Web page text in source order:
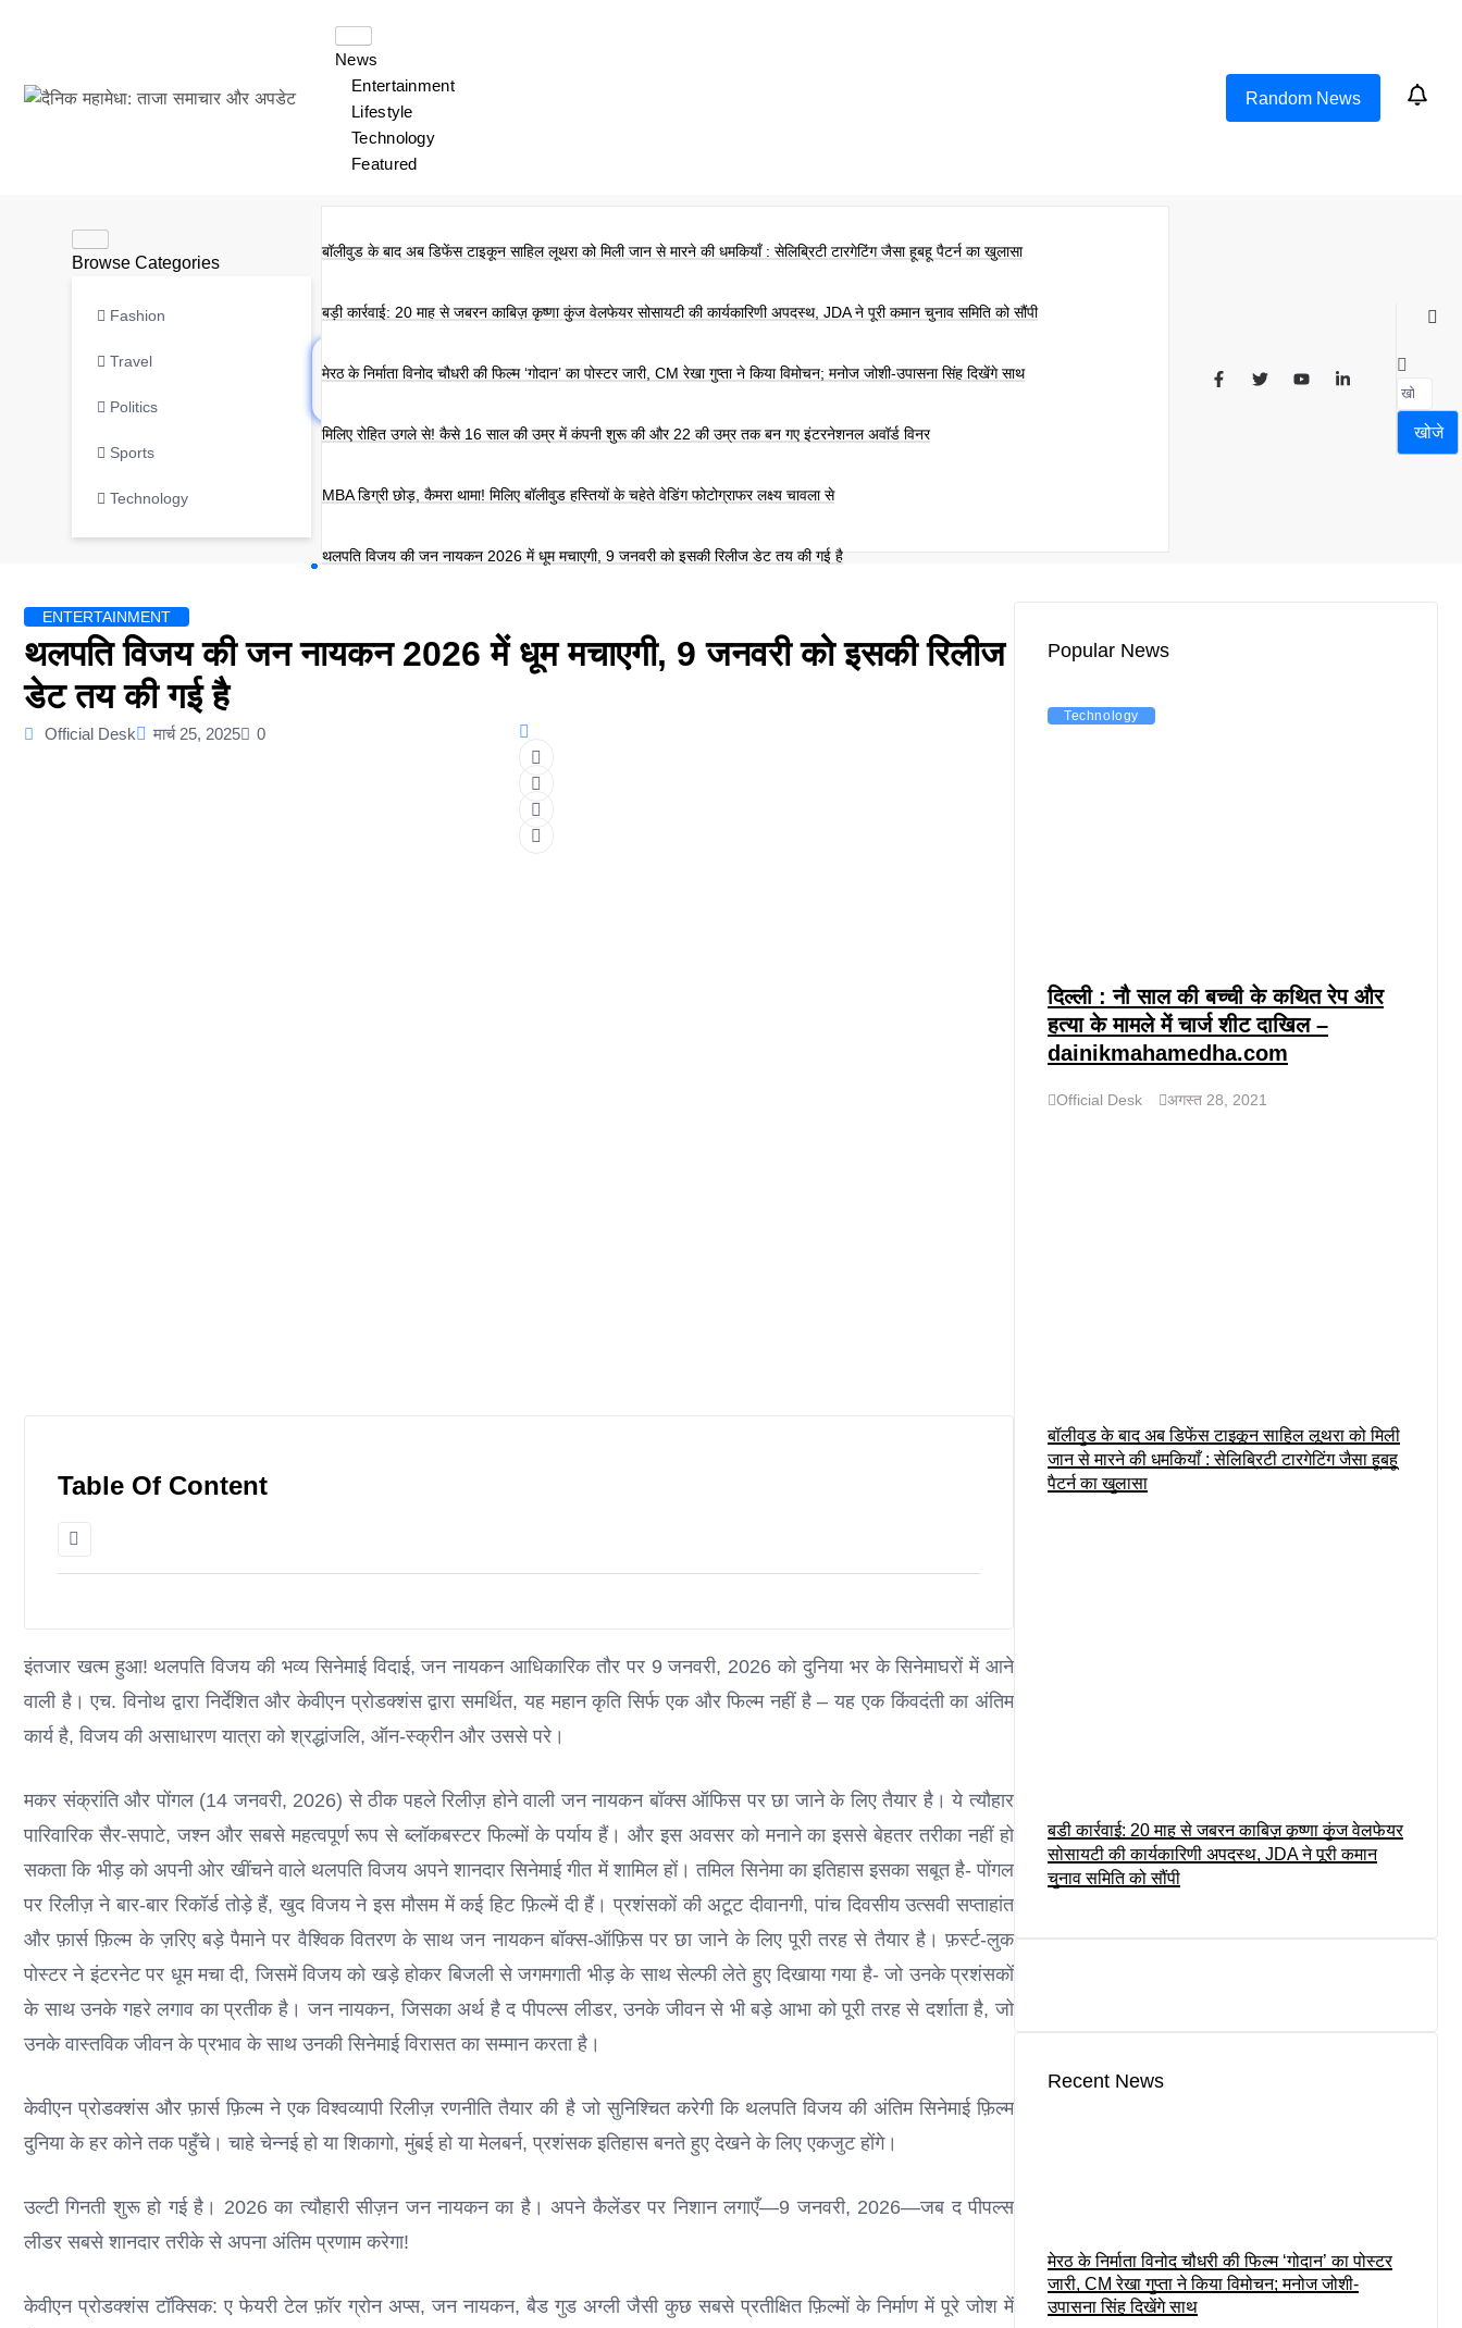
News
Entertainment
Lifestyle
Technology
Featured
Random News
Browse Categories
Fashion
Travel
Politics
Sports
Technology
बॉलीवुड के बाद अब डिफेंस टाइकून साहिल लूथरा को मिली जान से मारने की धमकियाँ : सेलिब्रिटी टारगेटिंग जैसा हूबहू पैटर्न का खुलासा
बड़ी कार्रवाई: 20 माह से जबरन काबिज़ कृष्णा कुंज वेलफेयर सोसायटी की कार्यकारिणी अपदस्थ, JDA ने पूरी कमान चुनाव समिति को सौंपी
मेरठ के निर्माता विनोद चौधरी की फिल्म ‘गोदान’ का पोस्टर जारी, CM रेखा गुप्ता ने किया विमोचन; मनोज जोशी-उपासना सिंह दिखेंगे साथ
मिलिए रोहित उगले से! कैसे 16 साल की उम्र में कंपनी शुरू की और 22 की उम्र तक बन गए इंटरनेशनल अवॉर्ड विनर
MBA डिग्री छोड़, कैमरा थामा! मिलिए बॉलीवुड हस्तियों के चहेते वेडिंग फोटोग्राफर लक्ष्य चावला से
थलपति विजय की जन नायकन 2026 में धूम मचाएगी, 9 जनवरी को इसकी रिलीज डेट तय की गई है
ENTERTAINMENT
थलपति विजय की जन नायकन 2026 में धूम मचाएगी, 9 जनवरी को इसकी रिलीज
डेट तय की गई है
Official Desk मार्च 25, 2025 0
Table Of Content
इंतजार खत्म हुआ! थलपति विजय की भव्य सिनेमाई विदाई, जन नायकन आधिकारिक तौर पर 9 जनवरी, 2026 को दुनिया भर के सिनेमाघरों में आने
वाली है। एच. विनोथ द्वारा निर्देशित और केवीएन प्रोडक्शंस द्वारा समर्थित, यह महान कृति सिर्फ एक और फिल्म नहीं है – यह एक किंवदंती का अंतिम
कार्य है, विजय की असाधारण यात्रा को श्रद्धांजलि, ऑन-स्क्रीन और उससे परे।
मकर संक्रांति और पोंगल (14 जनवरी, 2026) से ठीक पहले रिलीज़ होने वाली जन नायकन बॉक्स ऑफिस पर छा जाने के लिए तैयार है। ये त्यौहार
पारिवारिक सैर-सपाटे, जश्न और सबसे महत्वपूर्ण रूप से ब्लॉकबस्टर फिल्मों के पर्याय हैं। और इस अवसर को मनाने का इससे बेहतर तरीका नहीं हो
सकता कि भीड़ को अपनी ओर खींचने वाले थलपति विजय अपने शानदार सिनेमाई गीत में शामिल हों। तमिल सिनेमा का इतिहास इसका सबूत है- पोंगल
पर रिलीज़ ने बार-बार रिकॉर्ड तोड़े हैं, खुद विजय ने इस मौसम में कई हिट फ़िल्में दी हैं। प्रशंसकों की अटूट दीवानगी, पांच दिवसीय उत्सवी सप्ताहांत
और फ़ार्स फ़िल्म के ज़रिए बड़े पैमाने पर वैश्विक वितरण के साथ जन नायकन बॉक्स-ऑफ़िस पर छा जाने के लिए पूरी तरह से तैयार है। फ़र्स्ट-लुक
पोस्टर ने इंटरनेट पर धूम मचा दी, जिसमें विजय को खड़े होकर बिजली से जगमगाती भीड़ के साथ सेल्फी लेते हुए दिखाया गया है- जो उनके प्रशंसकों
के साथ उनके गहरे लगाव का प्रतीक है। जन नायकन, जिसका अर्थ है द पीपल्स लीडर, उनके जीवन से भी बड़े आभा को पूरी तरह से दर्शाता है, जो
उनके वास्तविक जीवन के प्रभाव के साथ उनकी सिनेमाई विरासत का सम्मान करता है।
केवीएन प्रोडक्शंस और फ़ार्स फ़िल्म ने एक विश्वव्यापी रिलीज़ रणनीति तैयार की है जो सुनिश्चित करेगी कि थलपति विजय की अंतिम सिनेमाई फ़िल्म
दुनिया के हर कोने तक पहुँचे। चाहे चेन्नई हो या शिकागो, मुंबई हो या मेलबर्न, प्रशंसक इतिहास बनते हुए देखने के लिए एकजुट होंगे।
उल्टी गिनती शुरू हो गई है। 2026 का त्यौहारी सीज़न जन नायकन का है। अपने कैलेंडर पर निशान लगाएँ—9 जनवरी, 2026—जब द पीपल्स
लीडर सबसे शानदार तरीके से अपना अंतिम प्रणाम करेगा!
केवीएन प्रोडक्शंस टॉक्सिक: ए फेयरी टेल फ़ॉर ग्रोन अप्स, जन नायकन, बैड गुड अग्ली जैसी कुछ सबसे प्रतीक्षित फ़िल्मों के निर्माण में पूरे जोश में
Popular News
Technology
दिल्ली : नौ साल की बच्ची के कथित रेप और
हत्या के मामले में चार्ज शीट दाखिल –
dainikmahamedha.com
Official Desk अगस्त 28, 2021
बॉलीवुड के बाद अब डिफेंस टाइकून साहिल लूथरा को मिली
जान से मारने की धमकियाँ : सेलिब्रिटी टारगेटिंग जैसा हूबहू
पैटर्न का खुलासा
बड़ी कार्रवाई: 20 माह से जबरन काबिज़ कृष्णा कुंज वेलफेयर
सोसायटी की कार्यकारिणी अपदस्थ, JDA ने पूरी कमान
चुनाव समिति को सौंपी
Recent News
मेरठ के निर्माता विनोद चौधरी की फिल्म ‘गोदान’ का पोस्टर
जारी, CM रेखा गुप्ता ने किया विमोचन; मनोज जोशी-
उपासना सिंह दिखेंगे साथ